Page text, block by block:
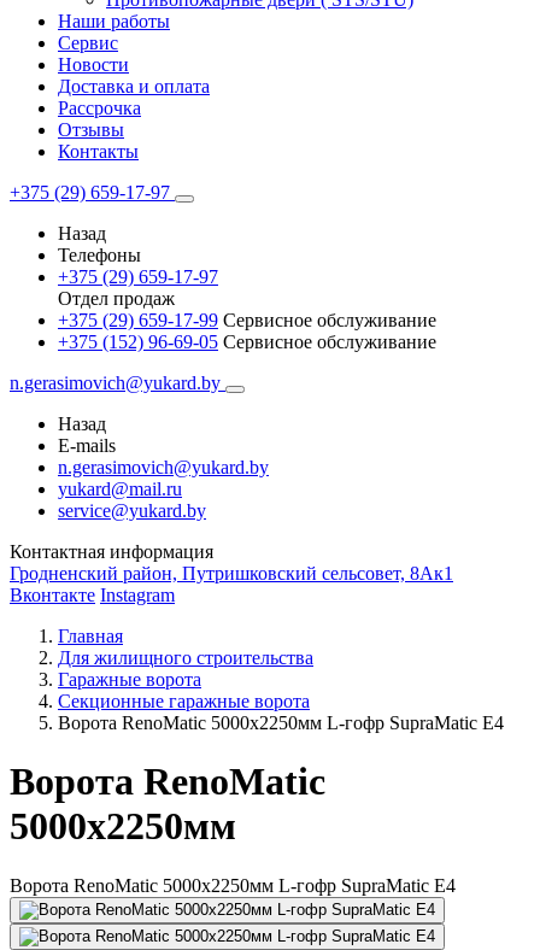
Наши работы
Сервис
Новости
Доставка и оплата
Рассрочка
Отзывы
Контакты
+375 (29) 659-17-97
Назад
Телефоны
+375 (29) 659-17-97
Отдел продаж
+375 (29) 659-17-99 Сервисное обслуживание
+375 (152) 96-69-05 Сервисное обслуживание
n.gerasimovich@yukard.by
Назад
E-mails
n.gerasimovich@yukard.by
yukard@mail.ru
service@yukard.by
Контактная информация
Гродненский район, Путришковский сельсовет, 8Ак1
Вконтакте Instagram
Главная
Для жилищного строительства
Гаражные ворота
Секционные гаражные ворота
Ворота RenoMatic 5000х2250мм L-гофр SupraMatic E4
Ворота RenoMatic
5000х2250мм
Ворота RenoMatic 5000х2250мм L-гофр SupraMatic E4